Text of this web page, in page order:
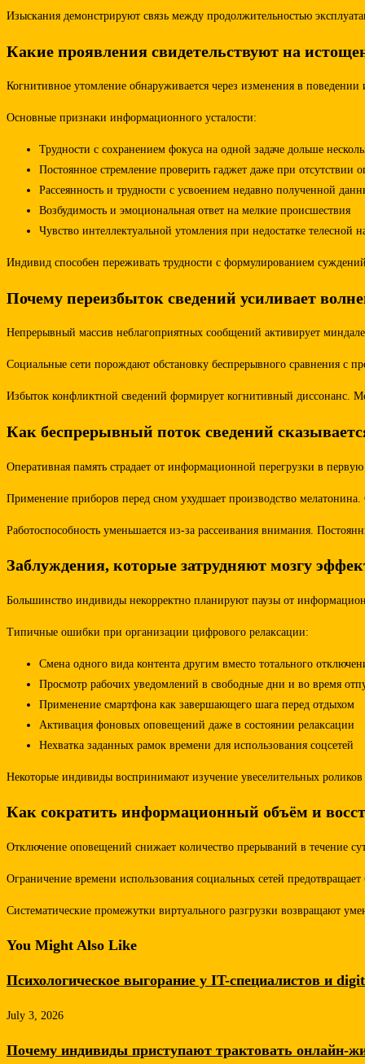
Изыскания демонстрируют связь между продолжительностью
Какие проявления свидетельствуют на
Когнитивное утомление обнаруживается через изменения в
Основные признаки информационного усталости:
Трудности с сохранением фокуса на одной задаче дольше
Постоянное стремление проверить гаджет даже при отсутствии
Рассеянность и трудности с усвоением недавно полученной
Возбудимость и эмоциональная ответ на мелкие происшествия
Чувство интеллектуальной утомления при недостатке телесной
Индивид способен переживать трудности с формулированием
Почему переизбыток сведений усиливает
Непрерывный массив неблагоприятных сообщений активирует
Социальные сети порождают обстановку беспрерывного сравнения с
Избыток конфликтной сведений формирует когнитивный диссонанс.
Как беспрерывный поток сведений
Оперативная память страдает от информационной перегрузки в
Применение приборов перед сном ухудшает производство
Работоспособность уменьшается из-за рассеивания внимания.
Заблуждения, которые затрудняют мозгу
Большинство индивиды некорректно планируют паузы от
Типичные ошибки при организации цифрового релаксации:
Смена одного вида контента другим вместо тотального
Просмотр рабочих уведомлений в свободные дни и во время
Применение смартфона как завершающего шага перед отдыхом
Активация фоновых оповещений даже в состоянии релаксации
Нехватка заданных рамок времени для использования соцсетей
Некоторые индивиды воспринимают изучение увеселительных
Как сократить информационный объём и
Отключение оповещений снижает количество прерываний в течение
Ограничение времени использования социальных сетей
Систематические промежутки виртуального разгрузки возвращают
You Might Also Like
Психологическое выгорание у IT-специалистов и
July 3, 2026
Почему индивиды приступают трактовать онлайн-